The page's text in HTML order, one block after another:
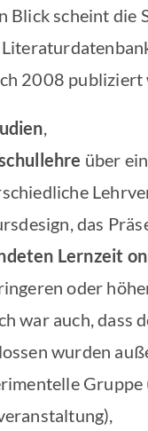
Blick scheint die
2008
über ein
das
Lernzeit
oder
war auch, dass
wurden